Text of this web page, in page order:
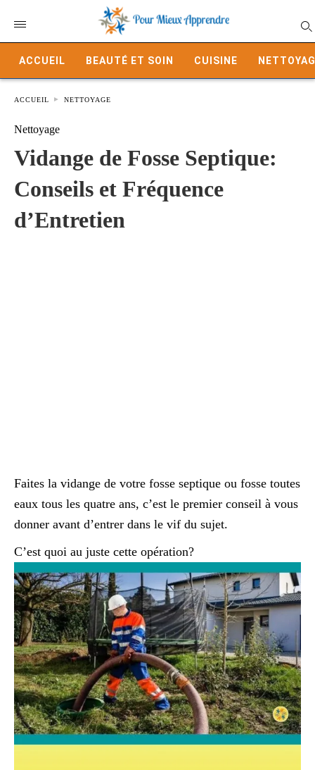
ACCUEIL BEAUTÉ ET SOIN CUISINE
ACCUEIL NETTOYAGE
Nettoyage
Vidange de Fosse Septique:
Conseils et Fréquence
d’Entretien
Faites la vidange de votre fosse septique ou fosse toutes
eaux tous les quatre ans, c’est le premier conseil à vous
donner avant d’entrer dans le vif du sujet.
C’est quoi au juste cette opération?